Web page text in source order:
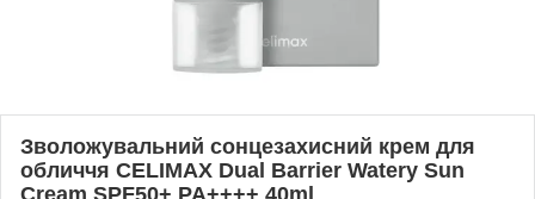
Зволожувальний сонцезахисний крем для
обличчя CELIMAX Dual Barrier Watery Sun
Cream SPF50+ PA++++ 40ml